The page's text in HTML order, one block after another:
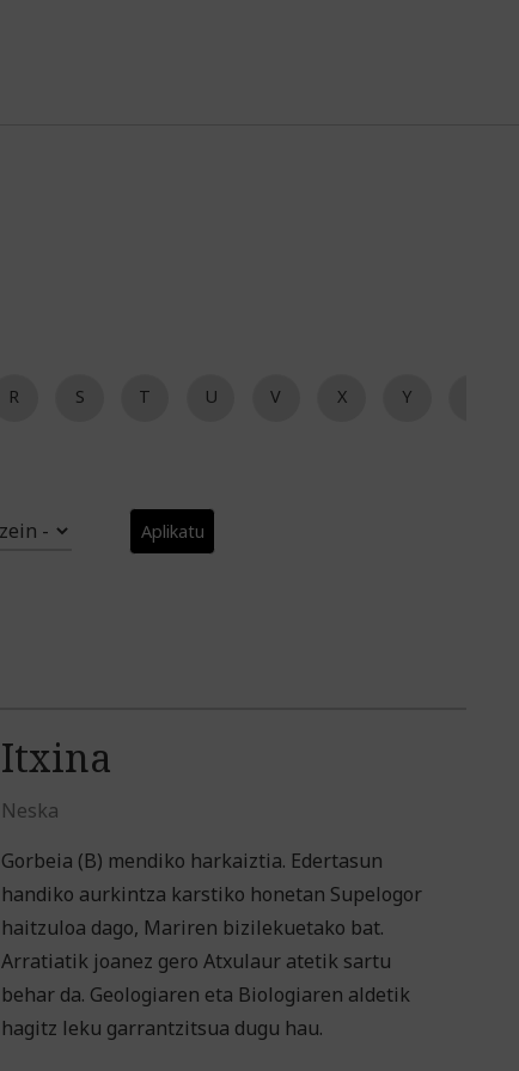
R S T U V X Y
Itxina
Neska
Gorbeia (B) mendiko harkaiztia. Edertasun
handiko aurkintza karstiko honetan Supelogor
haitzuloa dago, Mariren bizilekuetako bat.
Arratiatik joanez gero Atxulaur atetik sartu
behar da. Geologiaren eta Biologiaren aldetik
hagitz leku garrantzitsua dugu hau.